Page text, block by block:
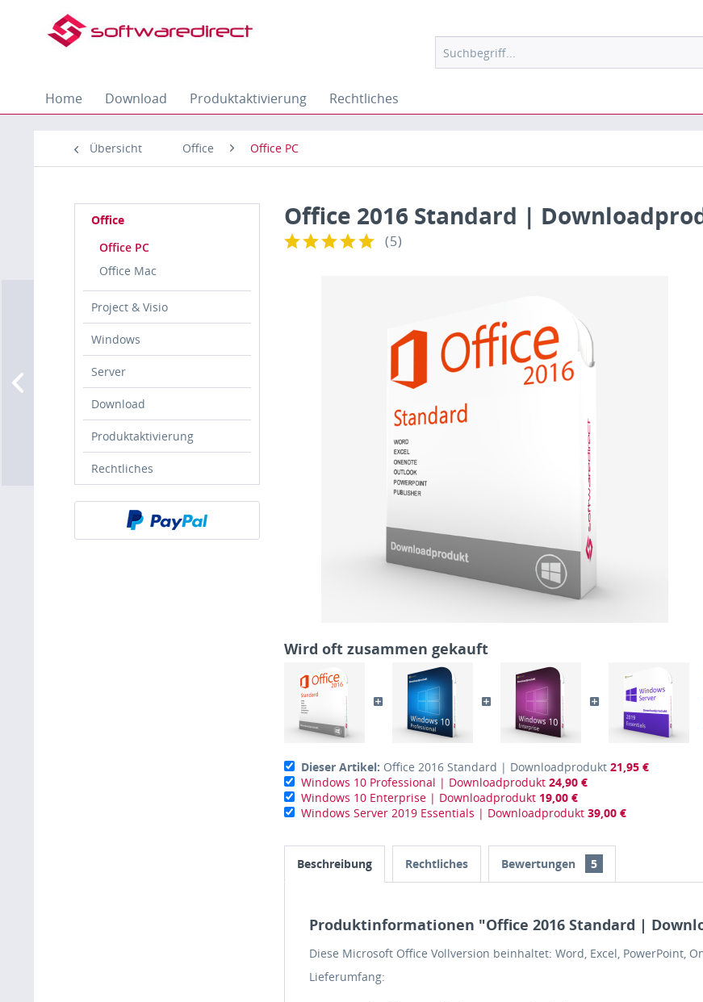
Home Download Produktaktivierung Rechtliches
Übersicht Office Office PC
Office
Office PC
Office Mac
Project & Visio
Windows
Server
Download
Produktaktivierung
Rechtliches
Office 2016 Standard |
(5)
Wird oft zusammen gekauft
Dieser Artikel: Office 2016 Standard | Downloadprodukt 21,95 €
Windows 10 Professional | Downloadprodukt 24,90 €
Windows 10 Enterprise | Downloadprodukt 19,00 €
Windows Server 2019 Essentials | Downloadprodukt 39,00 €
Beschreibung Rechtliches Bewertungen 5
Produktinformationen "Office 2016 Standard |
Diese Microsoft Office Vollversion beinhaltet: Word, Excel, PowerPoint,
Lieferumfang: